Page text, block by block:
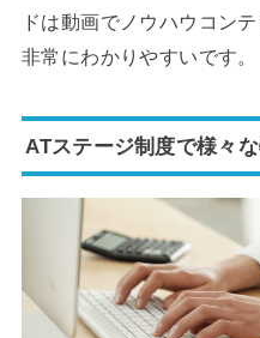
ドは動画でノウハウコン
非常にわかりやすいです。
ATステージ制度で様々